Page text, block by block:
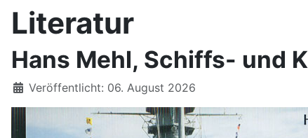
Literatur
Hans Mehl, Schiffs- und
Details
Veröffentlicht: 06. August 2026